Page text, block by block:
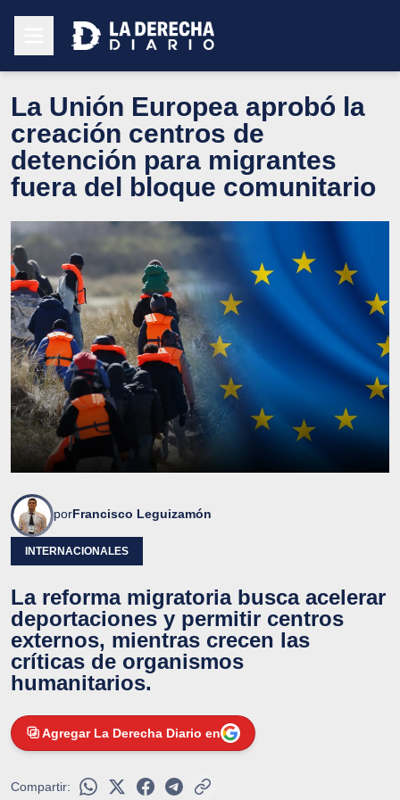
La Unión Europea aprobó la
creación centros de
detención para migrantes
fuera del bloque comunitario
porFrancisco Leguizamón
INTERNACIONALES
La reforma migratoria busca acelerar
deportaciones y permitir centros
externos, mientras crecen las
críticas de organismos
humanitarios.
Agregar La Derecha Diario en
Compartir: